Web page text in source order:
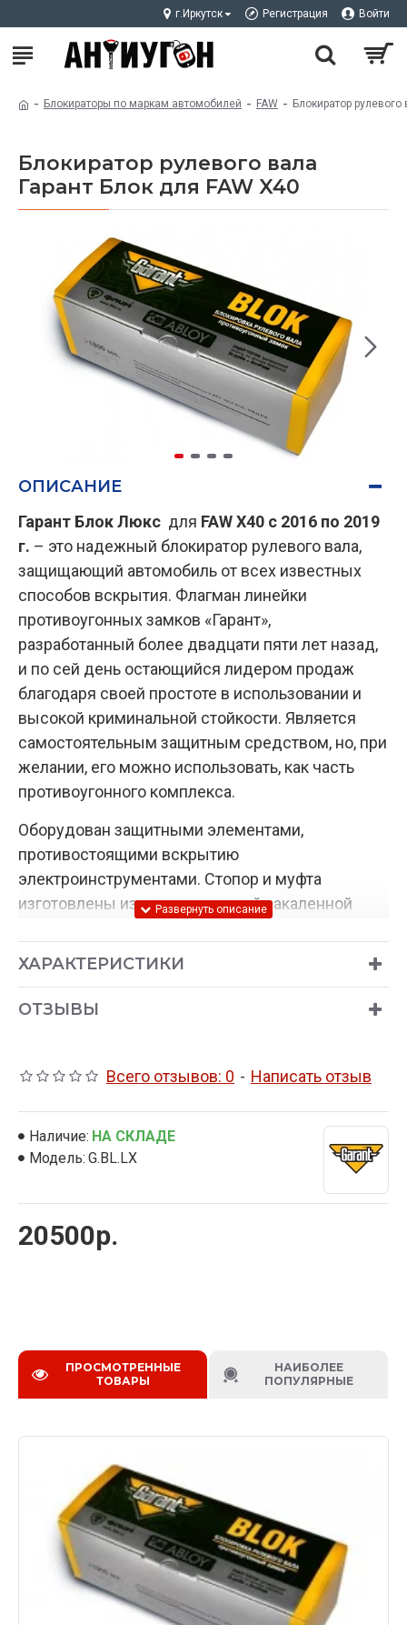
г.Иркутск Регистрация Войти
Блокираторы по маркам автомобилей FAW Блокиратор рулевого
Блокиратор рулевого вала
Гарант Блок для FAW X40
ОПИСАНИЕ
Гарант Блок Люкс для FAW X40 c 2016 по 2019
г. – это надежный блокиратор рулевого вала,
защищающий автомобиль от всех известных
способов вскрытия. Флагман линейки
противоугонных замков «Гарант»,
разработанный более двадцати пяти лет назад,
и по сей день остающийся лидером продаж
благодаря своей простоте в использовании и
высокой криминальной стойкости. Является
самостоятельным защитным средством, но, при
желании, его можно использовать, как часть
противоугонного комплекса.
Оборудован защитными элементами,
противостоящими вскрытию
электроинструментами. Стопор и муфта
изготовлены из высокопрочной закаленной
разрушающих и интеллектуальных методов
Гарант Блок Люкс .
ХАРАКТЕРИСТИКИ
ОТЗЫВЫ
Всего отзывов: 0 - Написать отзыв
20500р.
Наличие: НА СКЛАДЕ
Модель: G.BL.LX
ПРОСМОТРЕННЫЕ
ТОВАРЫ
НАИБОЛЕЕ
ПОПУЛЯРНЫЕ